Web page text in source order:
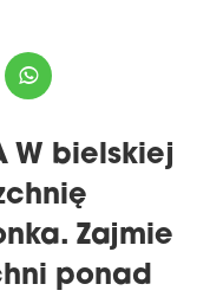
W bielskiej
Zajmie
ponad